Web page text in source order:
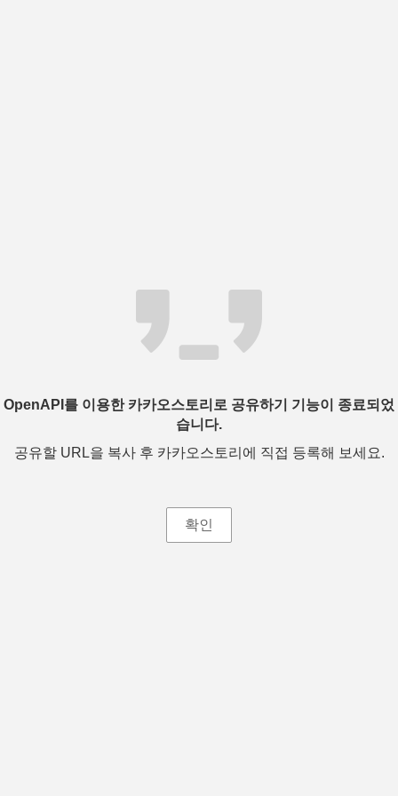
OpenAPI를 이용한 카카오스토리로 공유하기 기능이 종료되었
습니다.
공유할 URL을 복사 후 카카오스토리에 직접 등록해 보세요.
확인